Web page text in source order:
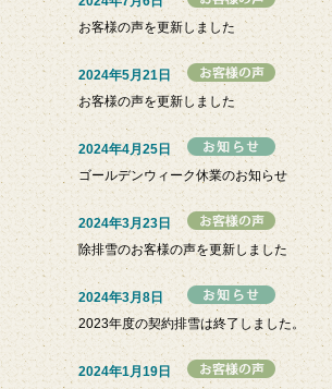
お客様の声を更新しました
2024年5月21日
お客様の声を更新しました
2024年4月25日
ゴールデンウィーク休業のお知らせ
2024年3月23日
除排雪のお客様の声を更新しました
2024年3月8日
2023年度の契約排雪は終了しました。
2024年1月19日